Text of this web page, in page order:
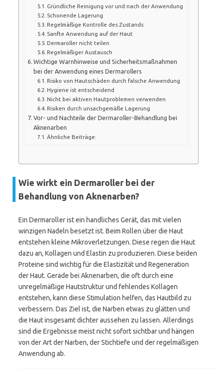
Gründliche Reinigung vor und nach der Anwendung
Schonende Lagerung
Regelmäßige Kontrolle des Zustands
Sanfte Anwendung auf der Haut
Dermaroller nicht teilen
Regelmäßiger Austausch
Wichtige Warnhinweise und Sicherheitsmaßnahmen
bei der Anwendung eines Dermarollers
Risiko von Hautschäden durch falsche Anwendung
Hygiene ist entscheidend
Nicht bei aktiven Hautproblemen verwenden
Risiken durch unsachgemäße Lagerung
Vor- und Nachteile der Dermaroller-Behandlung bei
Aknenarben
Ähnliche Beiträge:
Wie wirkt ein Dermaroller bei der
Behandlung von Aknenarben?
Ein Dermaroller ist ein handliches Gerät, das mit vielen
winzigen Nadeln besetzt ist. Beim Rollen über die Haut
entstehen kleine Mikroverletzungen. Diese regen die Haut
dazu an, Kollagen und Elastin zu produzieren. Diese beiden
Proteine sind wichtig für die Elastizität und Regeneration
der Haut. Gerade bei Aknenarben, die oft durch eine
unregelmäßige Hautstruktur und fehlendes Kollagen
entstehen, kann diese Stimulation helfen, das Hautbild zu
verbessern. Das Ziel ist, die Narben etwas zu glätten und
die Haut insgesamt dichter aussehen zu lassen. Allerdings
sind die Ergebnisse meist nicht sofort sichtbar und hängen
von der Art der Narben, der Stichtiefe und der regelmäßigen
Anwendung ab.